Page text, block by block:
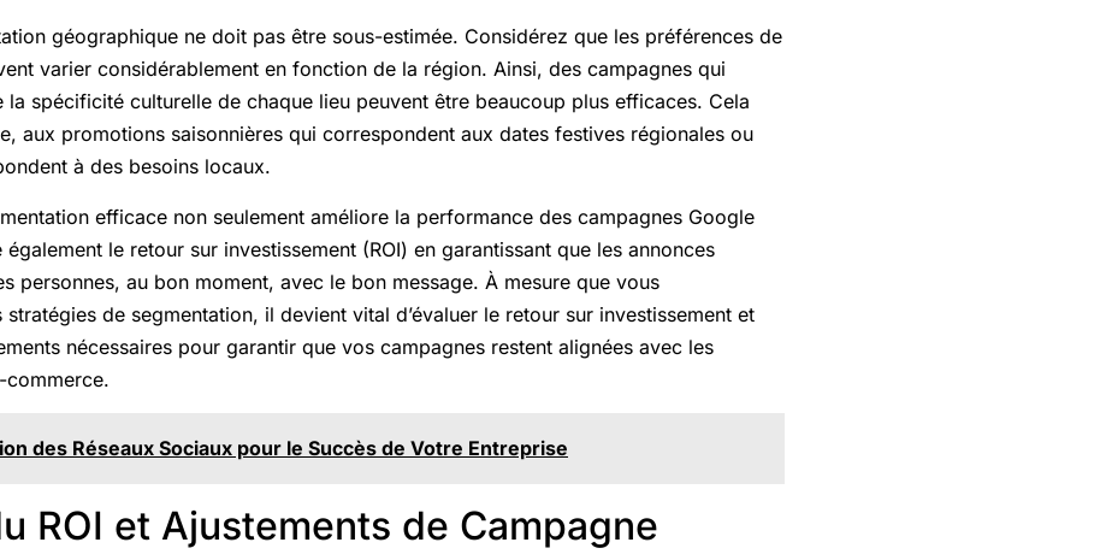
géographique ne doit pas être sous-estimée. Considérez que les préférences de
varier considérablement en fonction de la région. Ainsi, des campagnes qui
la spécificité culturelle de chaque lieu peuvent être beaucoup plus efficaces. Cela
aux promotions saisonnières qui correspondent aux dates festives régionales ou
à des besoins locaux.
efficace non seulement améliore la performance des campagnes Google
le retour sur investissement (ROI) en garantissant que les annonces
personnes, au bon moment, avec le bon message. À mesure que vous
de segmentation, il devient vital d’évaluer le retour sur investissement et
nécessaires pour garantir que vos campagnes restent alignées avec les
des Réseaux Sociaux pour le Succès de Votre Entreprise
ROI et Ajustements de Campagne